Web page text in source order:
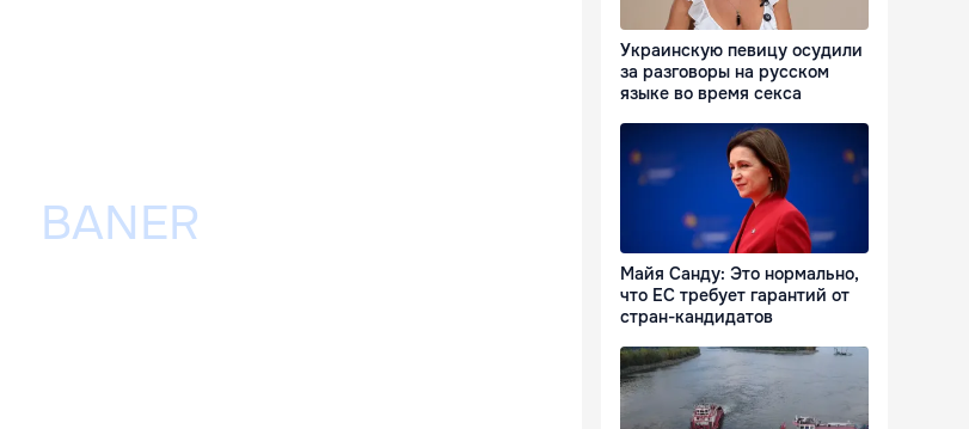
Украинскую певицу осудили
за разговоры на русском
языке во время секса
Майя Санду: Это нормально,
что ЕС требует гарантий от
стран-кандидатов